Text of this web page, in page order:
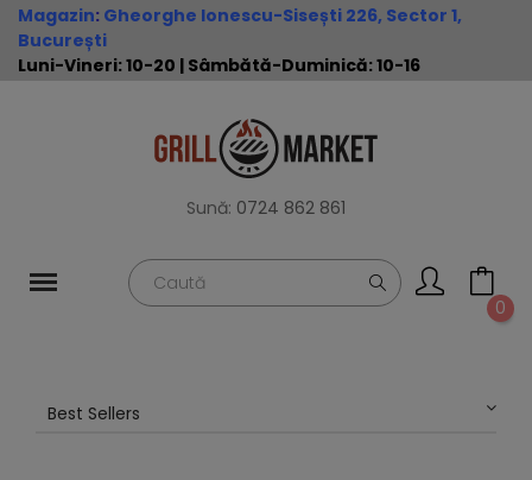
Magazin: Gheorghe Ionescu-Sisești 226, Sector 1,
București
Luni-Vineri: 10-20 | Sâmbătă-Duminică: 10-16
Sună: 0724 862 861
0
Best Sellers